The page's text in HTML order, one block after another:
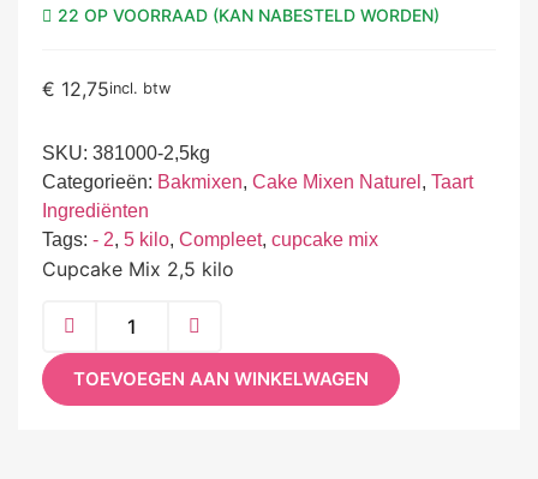
22 OP VOORRAAD (KAN NABESTELD WORDEN)
€ 12,75incl. btw
SKU: 381000-2,5kg
Categorieën: Bakmixen, Cake Mixen Naturel , Taart
Ingrediënten
Tags: - 2, 5 kilo, Compleet, cupcake mix
Cupcake Mix 2,5 kilo
TOEVOEGEN AAN WINKELWAGEN